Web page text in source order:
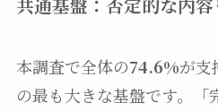
本調査で全体の74.6%が支
の最も大きな基盤です。